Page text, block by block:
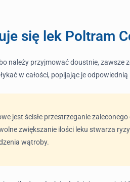
się lek Poltram
należy przyjmować doustnie, zawsze
w całości, popijając je
jest ścisłe przestrzeganie
zwiększanie ilości leku stwarza
wątroby.